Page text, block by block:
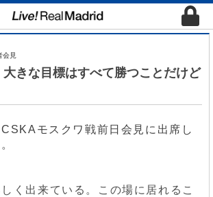
会見
きな目標はすべて勝つことだけど
モスクワ戦前日会見に出席し
く出来ている。この場に居れるこ